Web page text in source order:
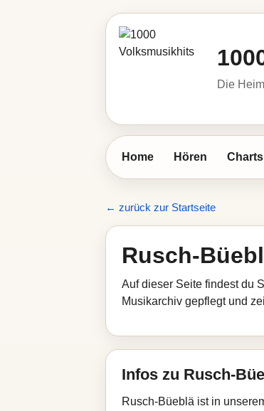
Die
Home Hören Charts
← zurück zur Startseite
Rusch-
Auf dieser Seite findest du
Musikarchiv gepflegt und
Infos zu Rusch-
Rusch-Büeblä ist in